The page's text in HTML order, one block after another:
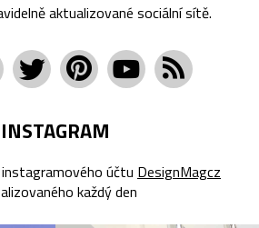
aktualizované sociální sítě.
INSTAGRAM
účtu DesignMagcz
každý den